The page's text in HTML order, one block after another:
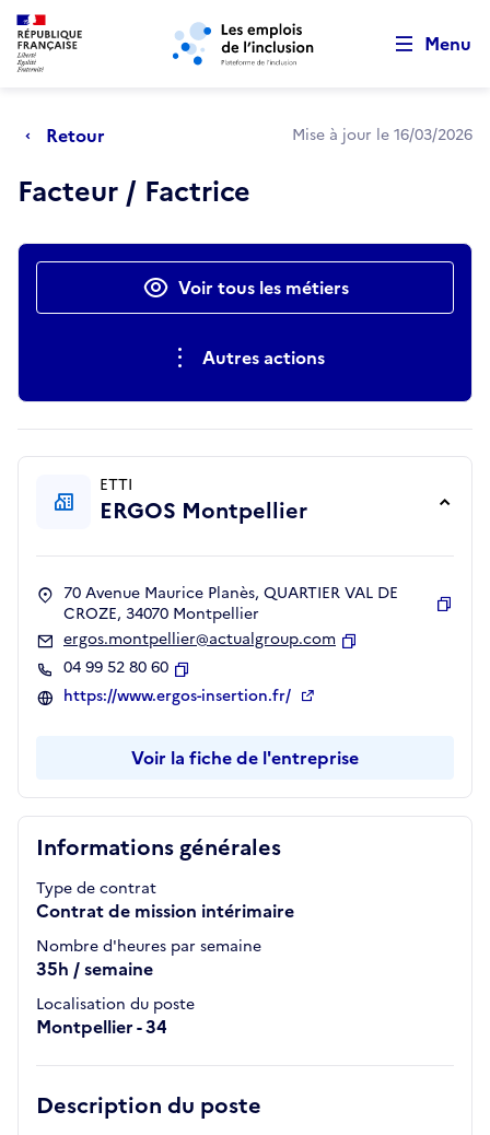
Aller au menu principal Aller au contenu principal
Menu
Retour Mise à jour le 16/03/2026
Facteur / Factrice
Actions rapidesVoir tous les métiers
Autres actions
Informations générales
Type de contrat
Contrat de mission intérimaire
Nombre d'heures par semaine
35h / semaine
Localisation du poste
Montpellier - 34
Description du poste
ETTI
ERGOS Montpellier
70 Avenue Maurice Planès, QUARTIER VAL DE
CROZE, 34070 Montpellier
ergos.montpellier@actualgroup.com
04 99 52 80 60
Copier
https://www.ergos-insertion.fr/
Voir la fiche de l'entreprise
Retour au début de la page
Panneau de gestion des cookies